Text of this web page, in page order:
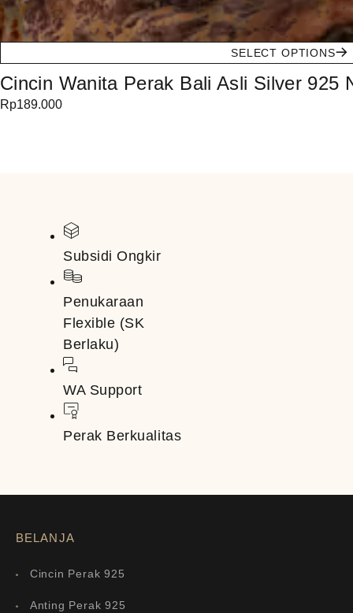
SELECT OPTIONS
Cincin Wanita Perak Bali Asli Silver 925
Rp189.000
Subsidi Ongkir
Penukaraan
Flexible (SK
Berlaku)
WA Support
Perak Berkualitas
BELANJA
Cincin Perak 925
Anting Perak 925